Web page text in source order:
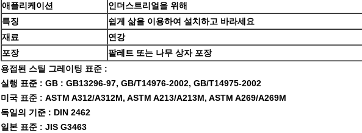
애플리케이션
인더스트리얼을 위해
특징
쉽게 삶을 이용하여 설치하고 바라세요
재료
연강
포장
팔레트 또는 나무 상자 포장
용접된 스틸 그레이팅 표준 :
실행 표준 : GB : GB13296-97, GB/T14976-2002, GB/T14975-2002
미국 표준 : ASTM A312/A312M, ASTM A213/A213M, ASTM A269/A269M
독일의 기준 : DIN 2462
일본 표준 : JIS G3463